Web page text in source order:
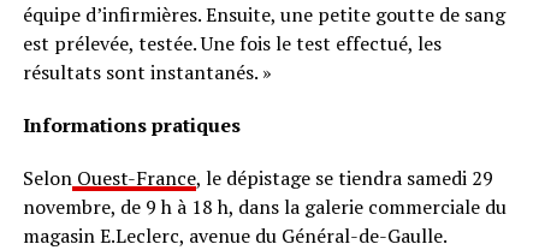
équipe d’infirmières. Ensuite, une petite goutte de sang
est prélevée, testée. Une fois le test effectué, les
résultats sont instantanés. »
Informations pratiques
SelonOuest-France, le dépistage se tiendra samedi 29
novembre, de 9 h à 18 h, dans la galerie commerciale du
magasin E.Leclerc, avenue du Général-de-Gaulle.